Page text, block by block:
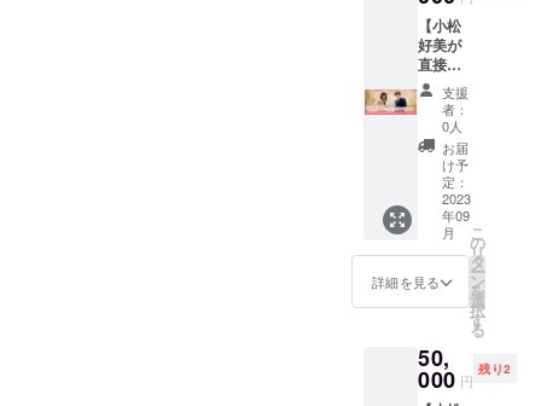
以内と
なりま
す
ロス缶6
缶を小
松が直
接配送
し、感
謝の言
葉をお
伝えし
ます。
【小松
好美が
直接お
礼をお
伝え＆
心を込
めたリ
ターン
をお届
けしま
す】 何
をお届
けする
かはお
楽し
て、ク
ラウド
ファン
支援
者：
0人
お届
け予
定：
2023
年09
月
詳細を見る
こ
の
リ
タ
ー
ン
を
選
択
す
る
50,
000 円
残り2